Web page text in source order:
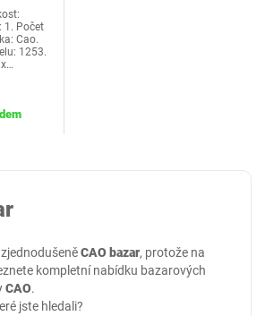
1. Počet
Cao.
1253.
CAO bazar, protože na
kompletní nabídku bazarových
CAO.
jste hledali?